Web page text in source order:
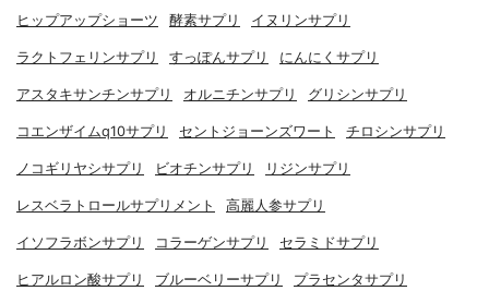
ヒップアップショーツ 酵素サプリ イヌリンサプリ
ラクトフェリンサプリ すっぽんサプリ にんにくサプリ
アスタキサンチンサプリ オルニチンサプリ グリシンサプリ
コエンザイムq10サプリ セントジョーンズワート チロシンサプリ
ノコギリヤシサプリ ビオチンサプリ リジンサプリ
レスベラトロールサプリメント 高麗人参サプリ
イソフラボンサプリ コラーゲンサプリ セラミドサプリ
ヒアルロン酸サプリ ブルーベリーサプリ プラセンタサプリ